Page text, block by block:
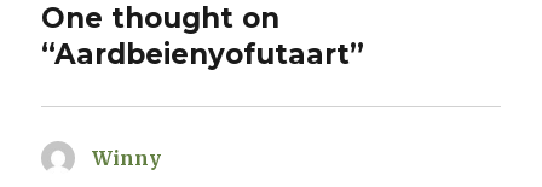
One thought on
“Aardbeienyofutaart”
Winny